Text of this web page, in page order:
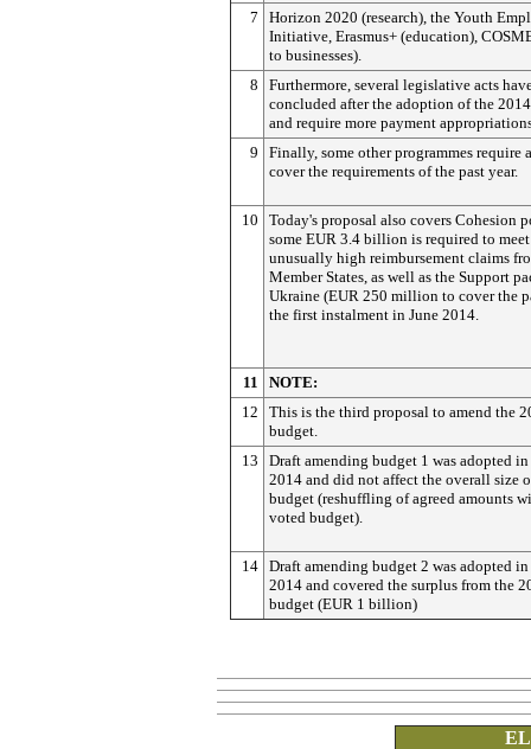
7
Horizon 2020 (research), the Youth
Initiative, Erasmus+ (education),
to businesses).
8
Furthermore, several legislative acts
concluded after the adoption of the
and require more payment
9
Finally, some other programmes require
cover the requirements of the past year.
10
Today's proposal also covers Cohesion
some EUR 3.4 billion is required to meet
unusually high reimbursement claims
Member States, as well as the Support
Ukraine (EUR 250 million to cover the
the first instalment in June 2014.
11
NOTE:
12
This is the third proposal to amend the
budget.
13
Draft amending budget 1 was adopted
2014 and did not affect the overall size
budget (reshuffling of agreed amounts
voted budget).
14 Draft amending budget 2 was adopted
2014 and covered the surplus from the
budget (EUR 1 billion)